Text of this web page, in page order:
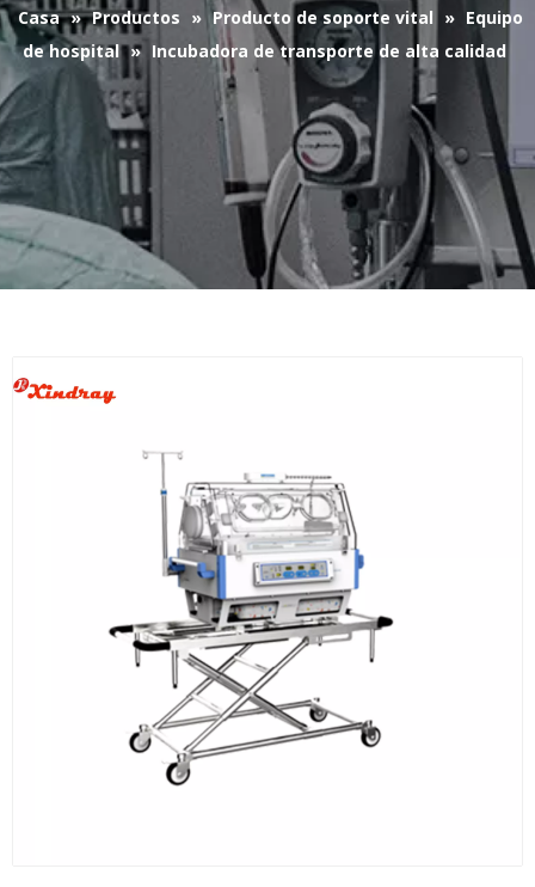
Casa » Productos » Producto de soporte vital » Equipo
de hospital » Incubadora de transporte de alta calidad